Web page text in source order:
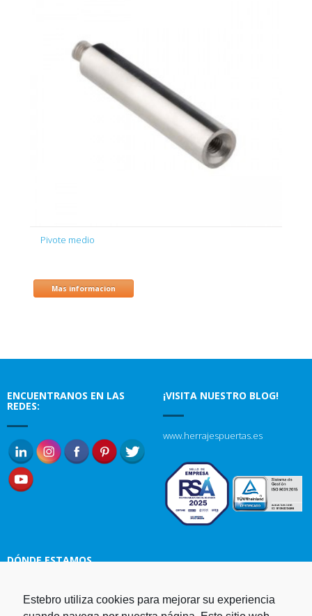
Pivote medio
Mas informacion
ENCUENTRANOS EN LAS
REDES:
¡VISITA NUESTRO BLOG!
www.herrajespuertas.es
DÓNDE ESTAMOS
Estampaciones EBRO, S.L.
Estebro utiliza cookies para mejorar su experiencia